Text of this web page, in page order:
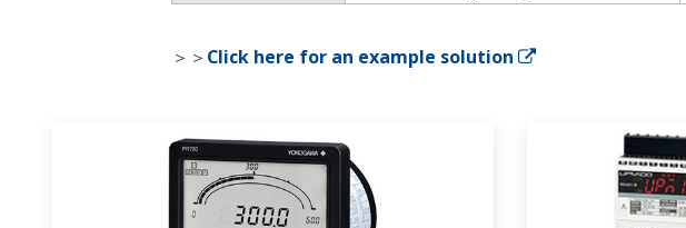
＞＞ Click here for an example solution